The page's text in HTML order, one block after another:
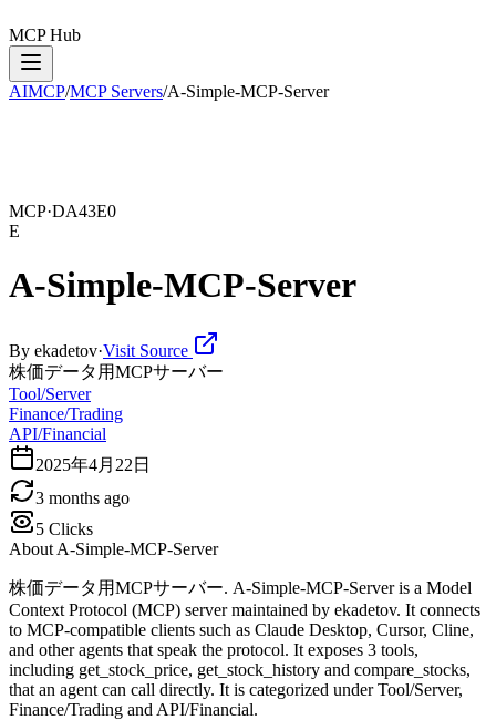
MCP Hub
AIMCP/MCP Servers/A-Simple-MCP-Server
MCP·DA43E0
E
A-Simple-MCP-Server
By ekadetov·Visit Source
株価データ用MCPサーバー
Tool/Server
Finance/Trading
API/Financial
2025年4月22日
3 months ago
5 Clicks
About A-Simple-MCP-Server
株価データ用MCPサーバー. A-Simple-MCP-Server is a Model
Context Protocol (MCP) server maintained by ekadetov. It connects
to MCP-compatible clients such as Claude Desktop, Cursor, Cline,
and other agents that speak the protocol. It exposes 3 tools,
including get_stock_price, get_stock_history and compare_stocks,
that an agent can call directly. It is categorized under Tool/Server,
Finance/Trading and API/Financial.